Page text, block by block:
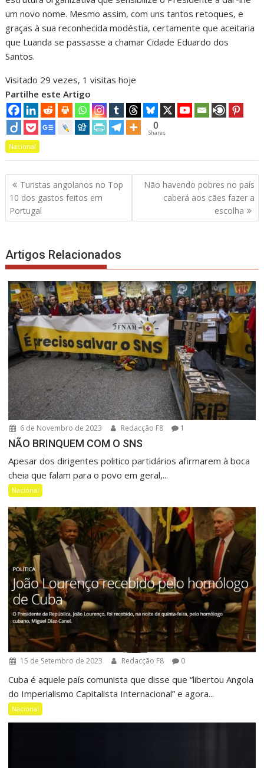
um novo nome. Mesmo assim, com uns tantos retoques, e
graças à sua reconhecida modéstia, certamente que aceitaria
que Luanda se passasse a chamar Cidade Eduardo dos
Santos.
Visitado 29 vezes, 1 visitas hoje
Partilhe este Artigo
0
Shares
Nacional
Navegação
de
artigos
Turistas angolanos no Top
10 dos gastos feitos em
Portugal
Não havendo pobres no país
caberá aos cães fazer a
escolha
Artigos Relacionados
6 de Novembro de 2023 Redacção F8 1
NÃO BRINQUEM COM O SNS
Apesar dos dirigentes politico partidários afirmarem à boca
cheia que falam para o povo em geral,...
Nacional
15 de Setembro de 2023 Redacção F8 0
Cuba é aquele país comunista que disse que “libertou Angola
do Imperialismo Capitalista Internacional” e agora...
Nacional